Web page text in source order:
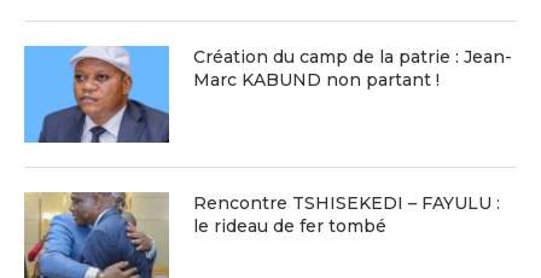
Création du camp de la patrie : Jean-
Marc KABUND non partant !
Rencontre TSHISEKEDI – FAYULU :
le rideau de fer tombé